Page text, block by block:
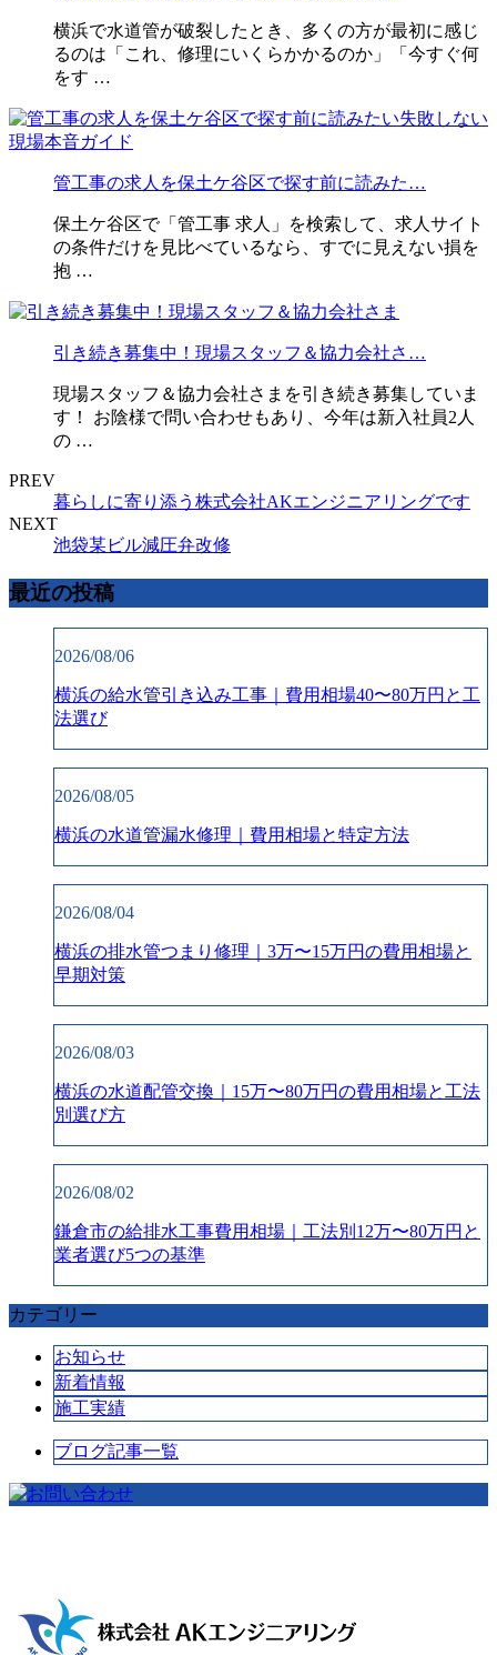
横浜で水道管が破裂したとき、多くの方が最初に感じ
るのは「これ、修理にいくらかかるのか」「今すぐ何
をす …
管工事の求人を保土ケ谷区で探す前に読みた…
保土ケ谷区で「管工事 求人」を検索して、求人サイト
の条件だけを見比べているなら、すでに見えない損を
抱 …
引き続き募集中！現場スタッフ＆協力会社さ…
現場スタッフ＆協力会社さまを引き続き募集していま
す！ お陰様で問い合わせもあり、今年は新入社員2人
の …
PREV
暮らしに寄り添う株式会社AKエンジニアリングです
NEXT
池袋某ビル減圧弁改修
最近の投稿
2026/08/06
横浜の給水管引き込み工事｜費用相場40〜80万円と工
法選び
2026/08/05
横浜の水道管漏水修理｜費用相場と特定方法
2026/08/04
横浜の排水管つまり修理｜3万〜15万円の費用相場と
早期対策
2026/08/03
横浜の水道配管交換｜15万〜80万円の費用相場と工法
別選び方
2026/08/02
鎌倉市の給排水工事費用相場｜工法別12万〜80万円と
業者選び5つの基準
カテゴリー
お知らせ
新着情報
施工実績
ブログ記事一覧